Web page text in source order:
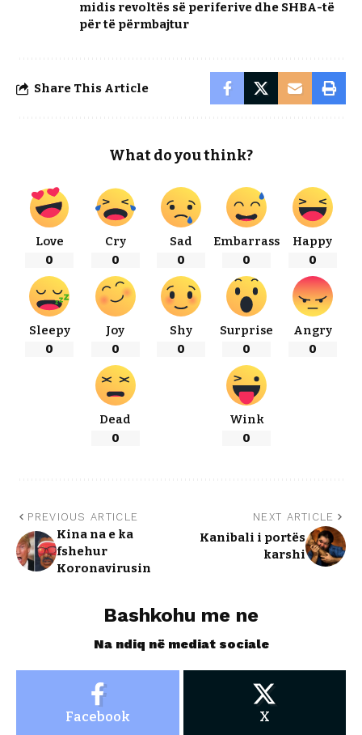
midis revoltës së periferive dhe SHBA-të
për të përmbajtur
Share This Article
What do you think?
Love
0
Cry
0
Sad
0
Embarrass
0
Happy
0
Sleepy
0
Joy
0
Shy
0
Surprise
0
Angry
0
Dead
0
Wink
0
PREVIOUS ARTICLE
Kina na e ka
fshehur
Koronavirusin
NEXT ARTICLE
Kanibali i portës
karshi
Bashkohu me ne
Na ndiq në mediat sociale
Facebook X